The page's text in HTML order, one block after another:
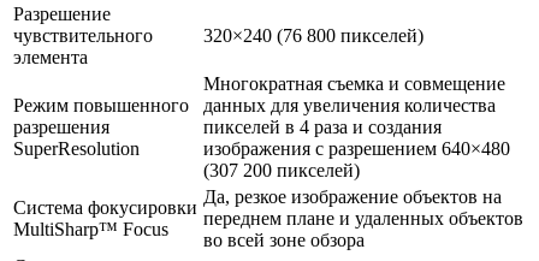
Разрешение
чувствительного
элемента
320×240 (76 800 пикселей)
Режим повышенного
разрешения
SuperResolution
Многократная съемка и совмещение
данных для увеличения количества
пикселей в 4 раза и создания
изображения с разрешением 640×480
(307 200 пикселей)
Система фокусировки
MultiSharp™ Focus
Да, резкое изображение объектов на
переднем плане и удаленных объектов
во всей зоне обзора